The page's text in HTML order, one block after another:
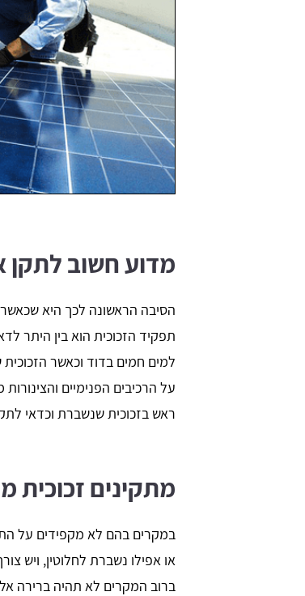
מדוע חשוב לתקן
הסיבה הראשונה לכך היא
תפקיד הזכוכית הוא בין היתר
למים חמים בדוד וכאשר
על הרכיבים הפנימיים
ראש בזכוכית שנשברת וכדאי
מתקינים
במקרים בהם לא מקפידים על
או אפילו נשברת לחלוטין, ויש
ברוב המקרים לא תהיה ברירה